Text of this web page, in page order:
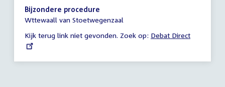
17:00
-
uur
Bijzondere procedure
Wttewaall van Stoetwegenzaal
Kijk terug link niet gevonden. Zoek op: External
Debat Direct